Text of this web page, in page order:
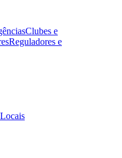
Clubes e
Reguladores e
Locais